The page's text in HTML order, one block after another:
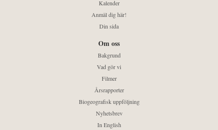
Kalender
Anmäl dig här!
Din sida
Om oss
Bakgrund
Vad gör vi
Filmer
Årsrapporter
Biogeografisk uppföljning
Nyhetsbrev
In English